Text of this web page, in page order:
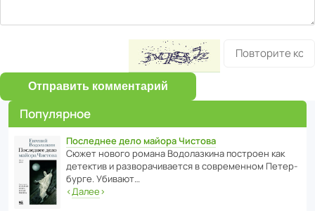
Отправить комментарий
Популярное
Последнее дело майора Чистова
Сюжет нового романа Водо­ла­з­кина пост­роен как
дете­ктив и разво­ра­чи­ва­ется в совре­менном Пете­р­
бурге. Убивают…
‹Далее›